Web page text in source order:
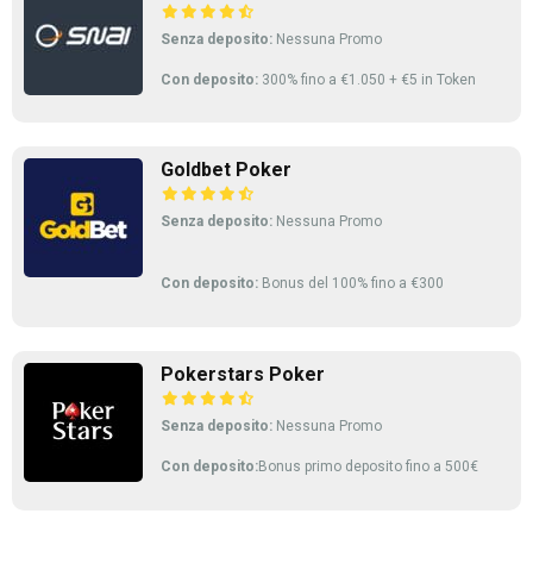
Senza deposito: Nessuna Promo
Con deposito: 300% fino a €1.050 + €5 in Token
Goldbet Poker
Senza deposito: Nessuna Promo
Con deposito: Bonus del 100% fino a €300
Pokerstars Poker
Senza deposito: Nessuna Promo
Con deposito:Bonus primo deposito fino a 500€